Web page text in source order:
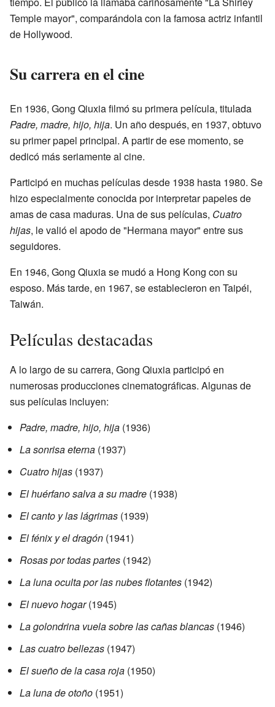
Temple mayor", comparándola con la famosa actriz infantil
de Hollywood.
Su carrera en el cine
En 1936, Gong Qiuxia filmó su primera película, titulada
Padre, madre, hijo, hija. Un año después, en 1937, obtuvo
su primer papel principal. A partir de ese momento, se
dedicó más seriamente al cine.
Participó en muchas películas desde 1938 hasta 1980. Se
hizo especialmente conocida por interpretar papeles de
amas de casa maduras. Una de sus películas, Cuatro
hijas, le valió el apodo de "Hermana mayor" entre sus
seguidores.
En 1946, Gong Qiuxia se mudó a Hong Kong con su
esposo. Más tarde, en 1967, se establecieron en Taipéi,
Taiwán.
Películas destacadas
A lo largo de su carrera, Gong Qiuxia participó en
numerosas producciones cinematográficas. Algunas de
sus películas incluyen:
Padre, madre, hijo, hija (1936)
La sonrisa eterna (1937)
Cuatro hijas (1937)
El huérfano salva a su madre (1938)
El canto y las lágrimas (1939)
El fénix y el dragón (1941)
Rosas por todas partes (1942)
La luna oculta por las nubes flotantes (1942)
El nuevo hogar(1945)
La golondrina vuela sobre las cañas blancas (1946)
Las cuatro bellezas (1947)
El sueño de la casa roja (1950)
La luna de otoño (1951)